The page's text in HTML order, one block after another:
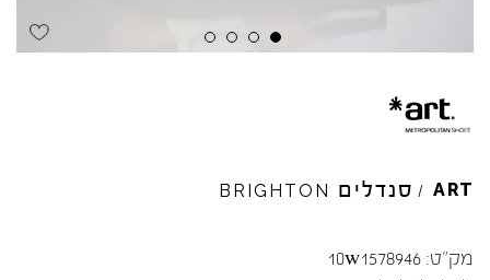
ART
/ סנדלים BRIGHTON
מק"ט: 10w1578946